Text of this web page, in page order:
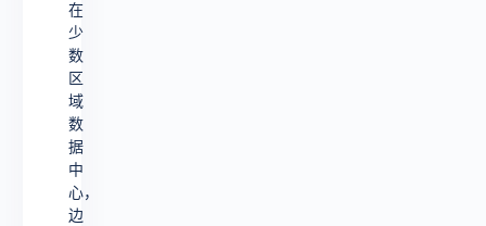
在
少
数
区
域
数
据
中
心，
边